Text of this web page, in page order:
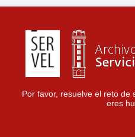
Por favor, resuelve el reto de
eres